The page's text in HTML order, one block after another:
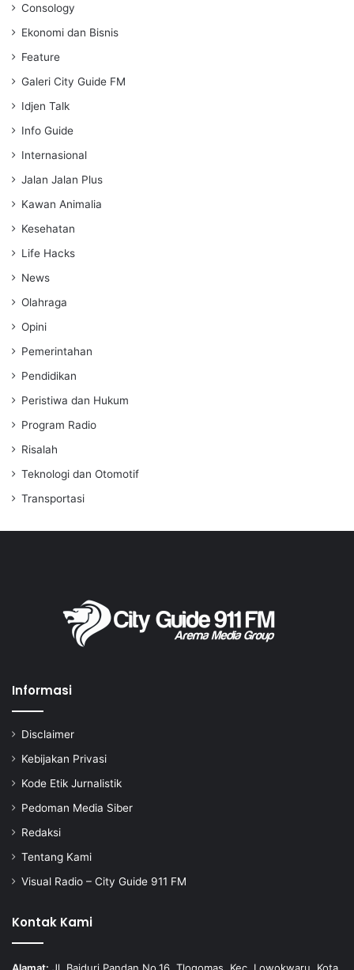
Consology
Ekonomi dan Bisnis
Feature
Galeri City Guide FM
Idjen Talk
Info Guide
Internasional
Jalan Jalan Plus
Kawan Animalia
Kesehatan
Life Hacks
News
Olahraga
Opini
Pemerintahan
Pendidikan
Peristiwa dan Hukum
Program Radio
Risalah
Teknologi dan Otomotif
Transportasi
Informasi
Disclaimer
Kebijakan Privasi
Kode Etik Jurnalistik
Pedoman Media Siber
Redaksi
Tentang Kami
Visual Radio – City Guide 911 FM
Kontak Kami